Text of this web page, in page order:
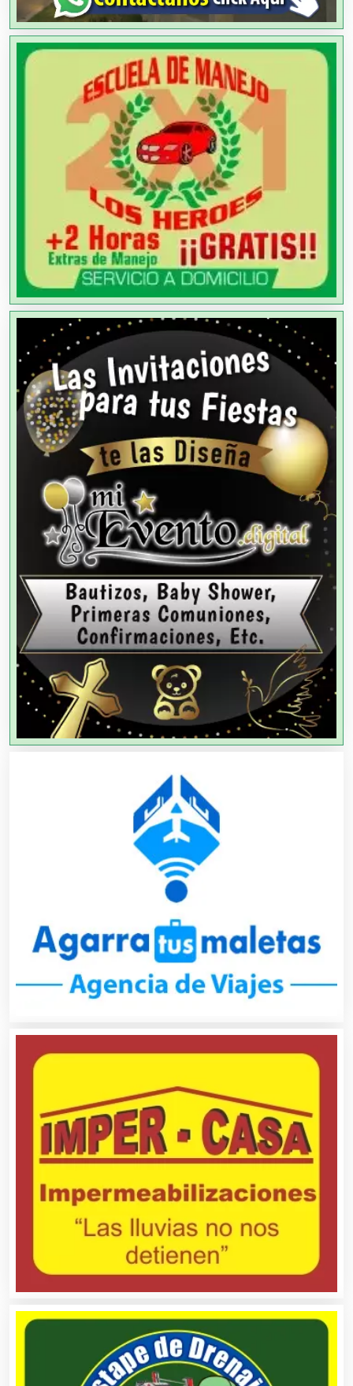
Alimentos
Almacenaje
Alquiler de Autos
Alquiler de Equipos para Fiestas
Alquiler de Sillas y Mesas
Alquiler de Trajes de Etiqueta
Alta Costura
Aluminio
Ambulancias
Análisis Clínicos
Análisis de Aguas
Animadores de Eventos
Aparatos y Equipos Eléctricos
Artes Gráficas
Artículos de Oficina
Artículos Deportivos
Artículos Importados
Artículos para el Hogar
Artículos para Regalos
Artículos Personales